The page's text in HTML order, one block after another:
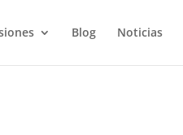
Blog Noticias